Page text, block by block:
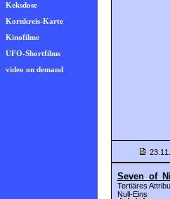
Keksdose
Kornkreis-Karte
Kinofilme
UFO-Shortfilms
video on demand
Tertiäres
Null-Eins